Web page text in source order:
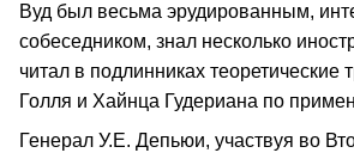
Вуд был весьма эрудированным,
собеседником, знал несколько
читал в подлинниках
Голля и Хайнца Гудериана по
Генерал У.Е. Депьюи, участвуя во